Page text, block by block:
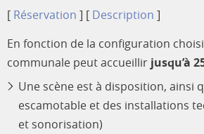
[ Réservation ] [ Description ]
En fonction de la configuration
communale peut accueillir jusqu’à
Une scène est à disposition, ainsi
escamotable et des installations
et sonorisation)